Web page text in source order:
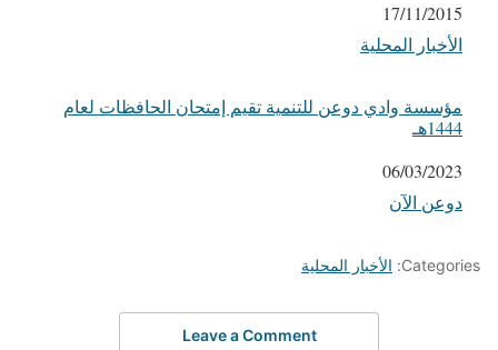
التاريخ
17/11/2015
في ما يتعلق بما يأتي
الأخبار المحلية
مؤسسة وادي دوعن للتنمية تقيم إمتحان الحافظات لعام
1444هـ
التاريخ
06/03/2023
في ما يتعلق بما يأتي
دوعن الآن
Categories: الأخبار المحلية
Leave a Comment